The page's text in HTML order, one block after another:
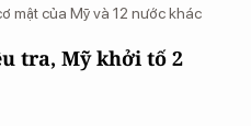
mật của Mỹ và 12 nước khác
tra, Mỹ khởi tố 2